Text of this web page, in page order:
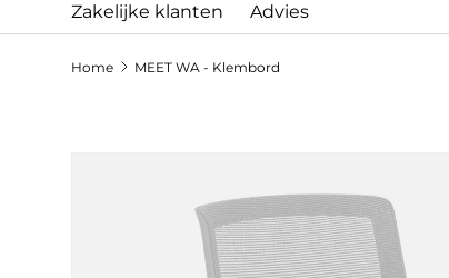
Zakelijke klanten Advies
Home MEET WA - Klembord
Ga direct naar productinformatie